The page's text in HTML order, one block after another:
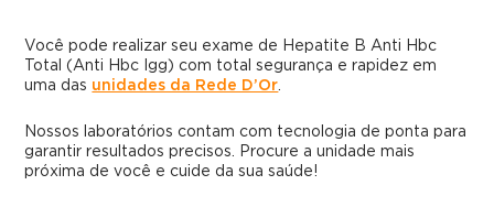
Você pode realizar seu exame de Hepatite B Anti Hbc
Total (Anti Hbc Igg) com total segurança e rapidez em
uma das unidades da Rede D’Or.
Nossos laboratórios contam com tecnologia de ponta para
garantir resultados precisos. Procure a unidade mais
próxima de você e cuide da sua saúde!